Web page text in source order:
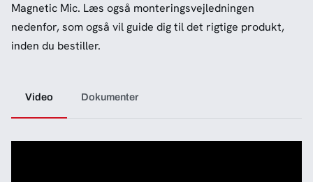
Magnetic Mic. Læs også monteringsvejledningen
nedenfor, som også vil guide dig til det rigtige produkt,
inden du bestiller.
Video Dokumenter